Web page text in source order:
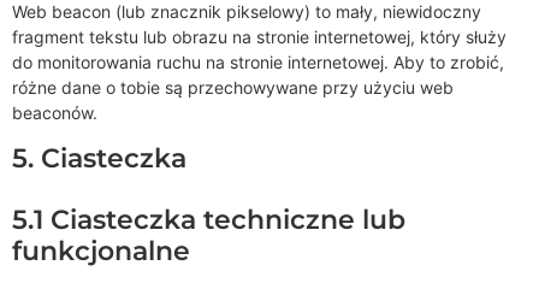
Web beacon (lub znacznik pikselowy) to mały, niewidoczny
fragment tekstu lub obrazu na stronie internetowej, który służy
do monitorowania ruchu na stronie internetowej. Aby to zrobić,
różne dane o tobie są przechowywane przy użyciu web
beaconów.
5. Ciasteczka
5.1 Ciasteczka techniczne lub
funkcjonalne